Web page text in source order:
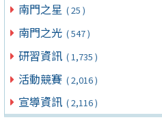
南門之星 ( 25 )
南門之光 ( 547 )
研習資訊 ( 1,735 )
活動競賽 ( 2,016 )
宣導資訊 ( 2,116 )